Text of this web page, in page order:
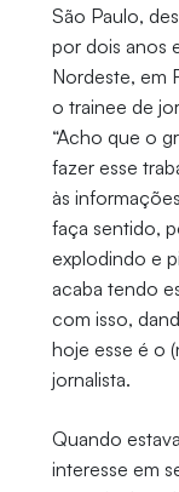
São Paulo,
por dois anos
Nordeste, em
o trainee de
“Acho que o
fazer esse
às
faça sentido,
explodindo e
acaba tendo
com isso,
hoje esse é o
jornalista.
Quando
interesse em